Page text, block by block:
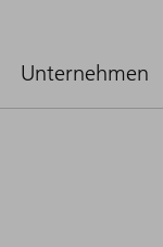
Unternehmen